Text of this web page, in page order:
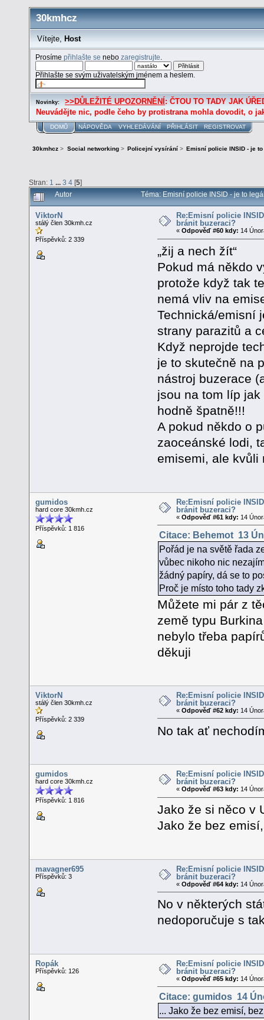
30kmhcz
Vítejte, Host
Prosímepřihlašte se nebozaregistrujte
Přihlašte se svým uživatelským jménem a heslem.
Novinky: >>DŮLEŽITÉ UPOZORNĚNÍ : ČTOU TO TADY JAK
Neuvádějte nic, podle čeho by protistrana mohla dovodit, o
DOMŮ NÁPOVĚDA VYHLEDÁVÁNÍ PŘIHLÁSIT REGISTROVAT
30kmhcz > Social networking> Policejní vysírání > Emisní policie INSID - je
Stran: 1 ... 3 4 [5]
Autor Téma: Emisní policie INSID - je to
ViktorN
stálý člen 30kmh.cz
Příspěvků: 2 339
Re:Emisní policie
bránit buzeraci?
«Odpověď #60 kdy: 14
„žij a nech žít“
Pokud má někdo
protože když tak
nemá vliv na
Technická/emisní
strany parazitů a
Když neprojde
je to skutečně na
nástroj buzerace
jsou na tom líp
hodně špatně!!!
A pokud někdo o
zaoceánské lodi,
emisemi, ale kvůli
gumidos
hard core 30kmh.cz
Příspěvků: 1 816
Re:Emisní policie
bránit buzeraci?
«Odpověď #61 kdy: 14
Citace: Behemot 13
Pořád je na světě řada
vůbec nikoho nic
žádný papíry, dá se to
Proč je místo toho tady
Můžete mi pár z
země typu
nebylo třeba
děkuji
ViktorN
stálý člen 30kmh.cz
Příspěvků: 2 339
Re:Emisní policie
bránit buzeraci?
«Odpověď #62 kdy: 14
No tak ať
gumidos
hard core 30kmh.cz
Příspěvků: 1 816
Re:Emisní policie
bránit buzeraci?
«Odpověď #63 kdy: 14
Jako že si něco v
Jako že bez
mavagner695
Příspěvků: 3
Re:Emisní policie
bránit buzeraci?
«Odpověď #64 kdy: 14
No v některých
nedoporučuje s
Ropák
Příspěvků: 126
Re:Emisní policie
bránit buzeraci?
«Odpověď #65 kdy: 14
Citace: gumidos 14
... Jako že bez emisí,